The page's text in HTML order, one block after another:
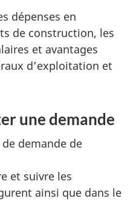
dépenses en
de construction, les
et avantages
d’exploitation et
une demande
demande de
et suivre les
ainsi que dans le